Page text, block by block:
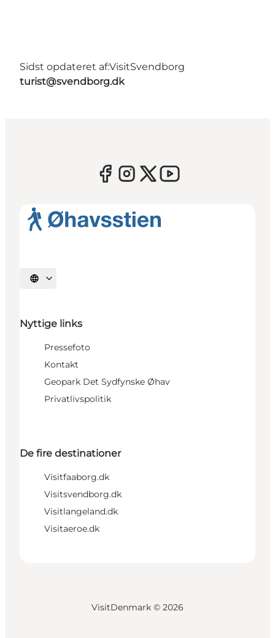
Sidst opdateret af:VisitSvendborg
turist@svendborg.dk
Vælg sprog
Nyttige links
Pressefoto
Kontakt
Geopark Det Sydfynske Øhav
Privatlivspolitik
De fire destinationer
Visitfaaborg.dk
Visitsvendborg.dk
Visitlangeland.dk
Visitaeroe.dk
VisitDenmark © 2026